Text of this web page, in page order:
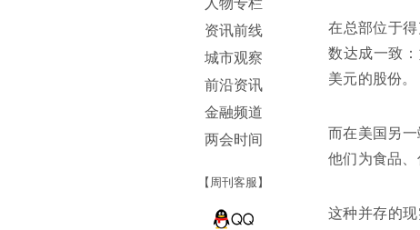
人物专栏
资讯前线
城市观察
前沿资讯
金融频道
两会时间
【周刊客服】
在总部位于
数达成一致
美元的股份。
而在美国另
他们为食品、
这种并存的